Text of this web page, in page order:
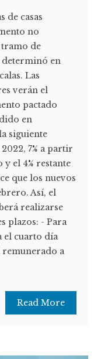
de casas
no
tramo de
determinó en
Las
verán el
pactado
en
siguiente
7% a partir
y el 4% restante
que los nuevos
Así, el
realizarse
plazos: - Para
el cuarto día
remunerado a
Read More